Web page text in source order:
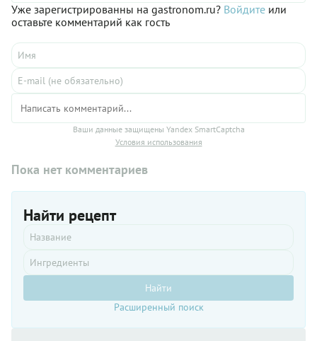
Уже зарегистрированны на gastronom.ru? Войдите или
оставьте комментарий как гость
Ваши данные защищены Yandex SmartCaptcha
Условия использования
Пока нет комментариев
Найти рецепт
Найти
Расширенный поиск